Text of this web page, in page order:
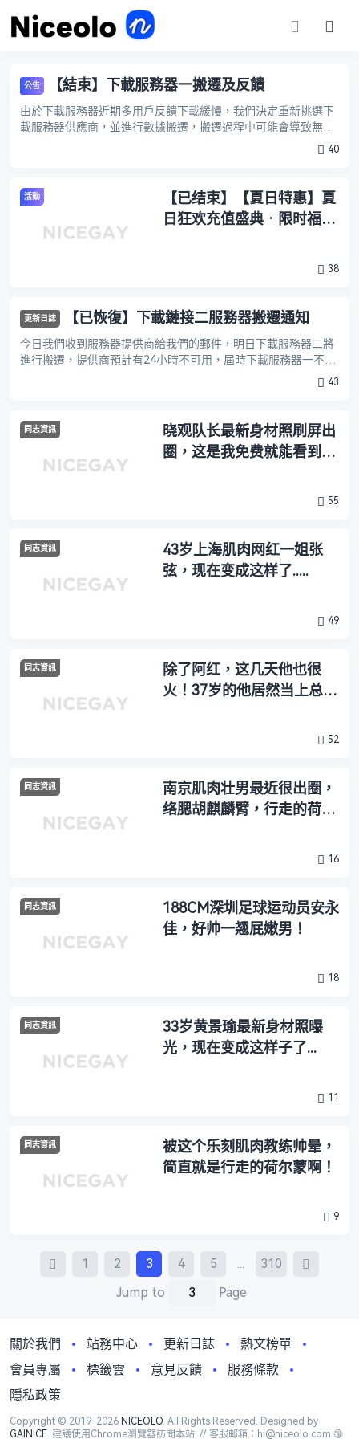
公告 【結束】下載服務器一搬遷及反饋
由於下載服務器近期多用戶反饋下載緩慢，我們決定重新挑選下
載服務器供應商，並進行數據搬遷，搬遷過程中可能會導致無法
下載文件盡請諒解。 搬遷時間為2025年8月08日 - 8月10日，搬40
活動
​​【已结束】【夏日特惠】夏
日狂欢充值盛典 · 限时福利
38
更新日誌 【已恢復】下載鏈接二服務器搬遷通知
今日我們收到服務器提供商給我們的郵件，明日下載服務器二將
進行搬遷，提供商預計有24小時不可用，屆時下載服務器一不受
影響，感謝理解。 目前我們還未收到運營商帶來的恢復通知，具
43
同志資訊
晓观队长最新身材照刷屏出
圈，这是我免费就能看到的
55
同志資訊
43岁上海肌肉网红一姐张
弦，现在变成这样了.....
49
同志資訊
除了阿红，这几天他也很
火！37岁的他居然当上总裁
52
同志資訊
南京肌肉壮男最近很出圈，
络腮胡麒麟臂，行走的荷尔
16
同志資訊
188CM深圳足球运动员安永
佳，好帅一翘屁嫩男！
18
同志資訊
33岁黄景瑜最新身材照曝
光，现在变成这样子了...
11
同志資訊
被这个乐刻肌肉教练帅晕，
简直就是行走的荷尔蒙啊！
9
Posts
1 2 3 4 5 ...
310
Jump to
Page
關於我們 站務中心 更新日誌
熱文榜單
會員專屬
標籤雲 意見反饋
服務條款
隱私政策
Copyright © 2019-2026 NICEOLO. All Rights Reserved. Designed by
GAINICE. 建議使用Chrome瀏覽器訪問本站. // 客服邮箱：hi@niceolo.com 🔞